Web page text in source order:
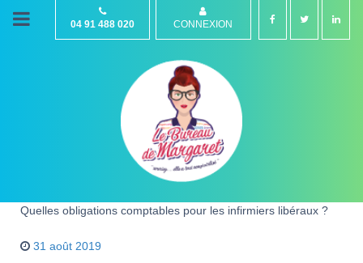
04 91 488 020 CONNEXION
Quelles obligations comptables pour les infirmiers libéraux ?
31 août 2019